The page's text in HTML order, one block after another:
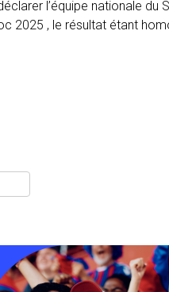
l’équipe nationale du
2025 , le résultat étant